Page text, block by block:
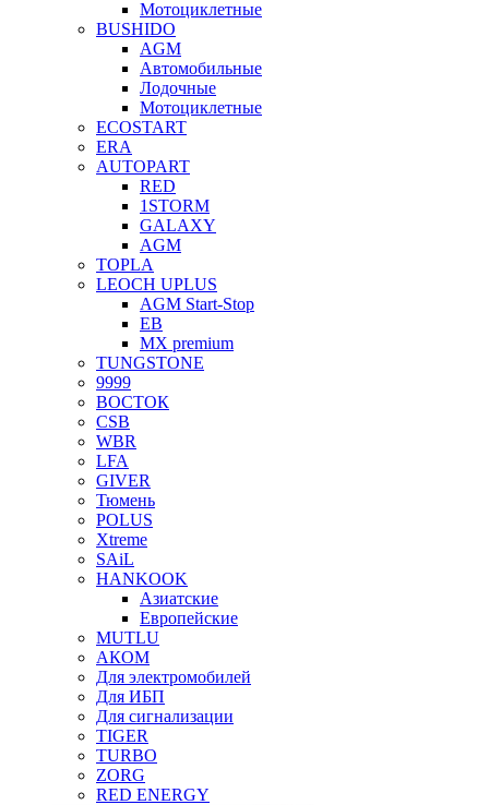
Мотоциклетные
BUSHIDO
AGM
Автомобильные
Лодочные
Мотоциклетные
ECOSTART
ERA
AUTOPART
RED
1STORM
GALAXY
AGM
TOPLA
LEOCH UPLUS
AGM Start-Stop
EB
MX premium
TUNGSTONE
9999
ВОСТОК
CSB
WBR
LFA
GIVER
Тюмень
POLUS
Xtreme
SAiL
HANKOOK
Азиатские
Европейские
MUTLU
АКОМ
Для электромобилей
Для ИБП
Для сигнализации
TIGER
TURBO
ZORG
RED ENERGY